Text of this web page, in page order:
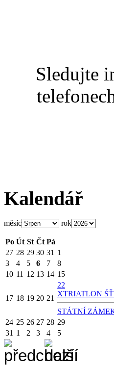
Sledujte
Kalendář
měsíc rok
Po Út St Čt Pá
27 28 29 30 31 1
3
4 5 6 7
8
10 11 12 13 14 15
17 18 19 20 21
22
XTRIATLON
STÁTNÍ
24 25 26 27 28 29
31 1 2 3 4 5